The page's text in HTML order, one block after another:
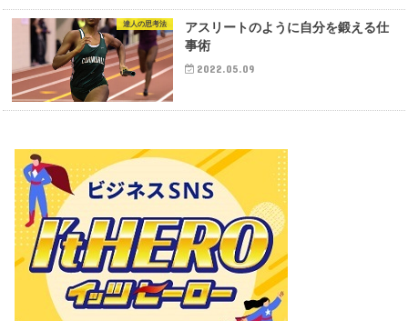
達人の思考法
アスリートのように自分を鍛える仕
事術
2022.05.09